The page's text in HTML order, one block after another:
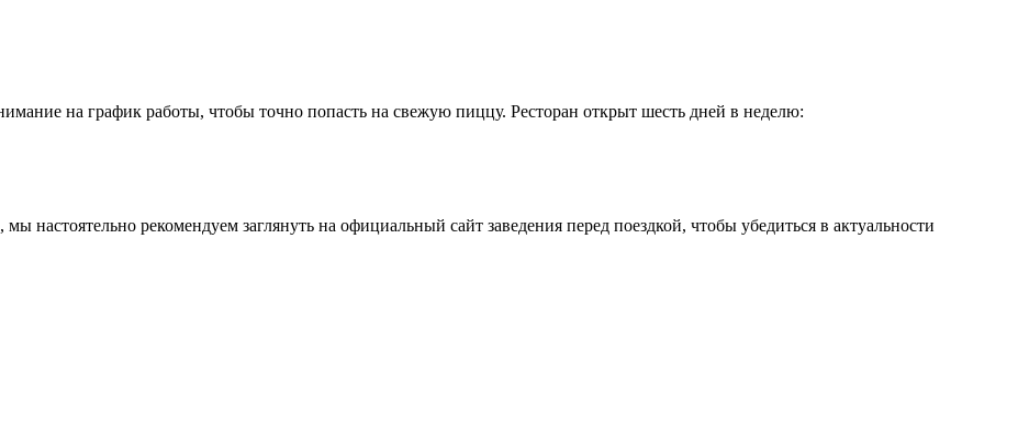
на график работы, чтобы точно попасть на свежую пиццу. Ресторан открыт шесть дней в неделю:
настоятельно рекомендуем заглянуть на официальный сайт заведения перед поездкой, чтобы убедиться в актуальности